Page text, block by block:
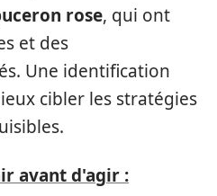
rose, qui ont
et des
Une identification
cibler les stratégies
avant d'agir :